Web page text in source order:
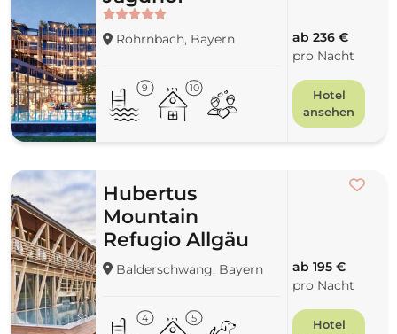
Röhrnbach, Bayern
9 10
ab 236 €
pro Nacht
Hotel
ansehen
Hubertus
Mountain
Refugio Allgäu
Balderschwang, Bayern
4 5
ab 195 €
pro Nacht
Hotel